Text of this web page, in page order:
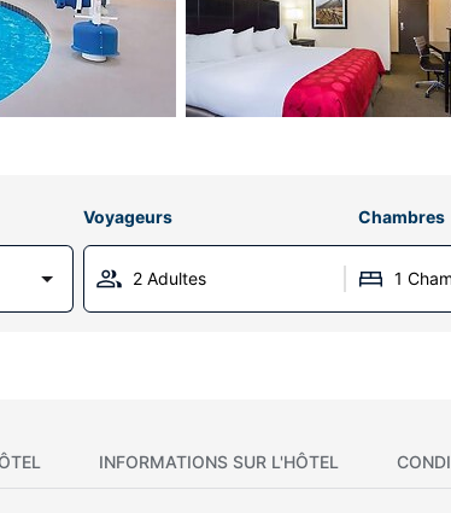
Voyageurs Chambres
2 Adultes 1
INFORMATIONS SUR L'HÔTEL